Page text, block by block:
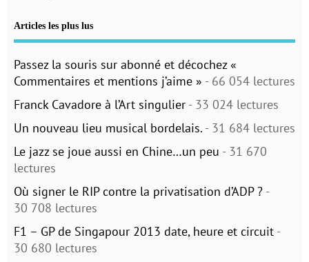
Articles les plus lus
Passez la souris sur abonné et décochez «
Commentaires et mentions j’aime » - 66 054 lectures
Franck Cavadore à l’Art singulier - 33 024 lectures
Un nouveau lieu musical bordelais. - 31 684 lectures
Le jazz se joue aussi en Chine…un peu - 31 670
lectures
Où signer le RIP contre la privatisation d’ADP ? -
30 708 lectures
F1 – GP de Singapour 2013 date, heure et circuit -
30 680 lectures